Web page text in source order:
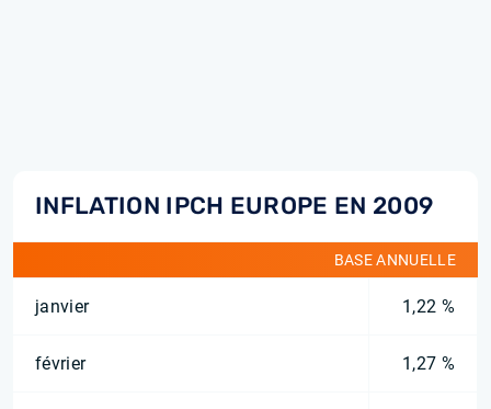
INFLATION IPCH EUROPE EN 2009
BASE ANNUELLE
janvier 1,22 %
février 1,27 %